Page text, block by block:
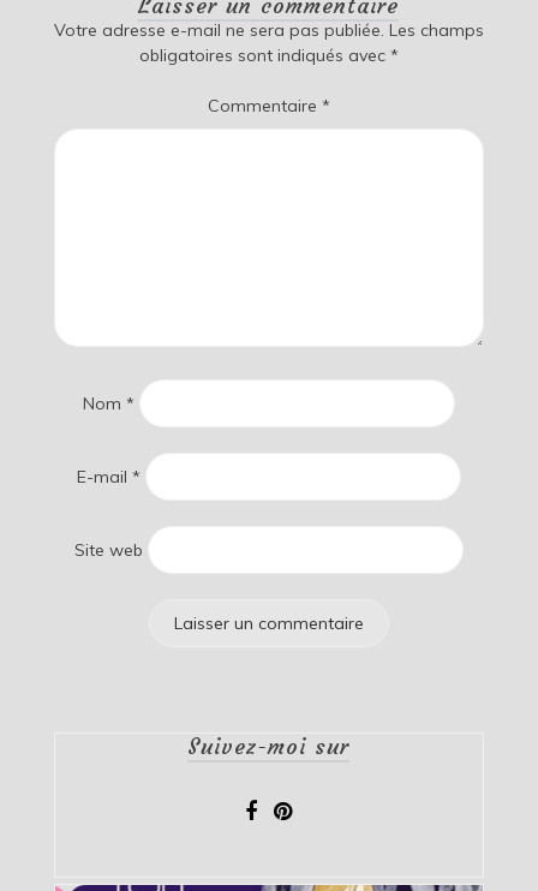
Votre adresse e-mail ne sera pas publiée. Les champs
obligatoires sont indiqués avec *
Commentaire *
Nom *
E-mail *
Site web
Suivez-moi sur